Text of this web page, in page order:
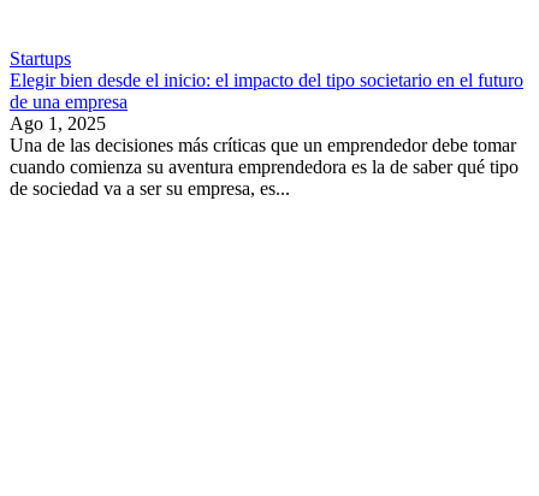
Startups
Elegir bien desde el inicio: el impacto del tipo societario en el futuro
de una empresa
Ago 1, 2025
Una de las decisiones más críticas que un emprendedor debe tomar
cuando comienza su aventura emprendedora es la de saber qué tipo
de sociedad va a ser su empresa, es...